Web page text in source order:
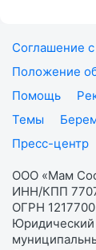
Соглашение
Положение
Помощь
Темы
Пресс-центр
ООО «Мам
ИНН/КПП
ОГРН
Юридический